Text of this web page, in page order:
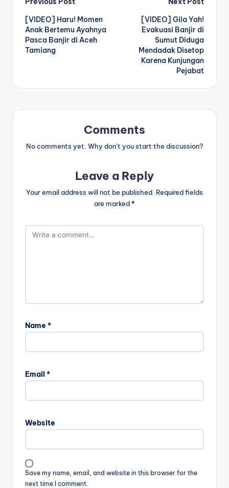
Post
navigation
[VIDEO] Haru! Momen
Anak Bertemu Ayahnya
Pasca Banjir di Aceh
Tamiang
[VIDEO] Gila Yah!
Evakuasi Banjir di
Sumut Diduga
Mendadak Disetop
Karena Kunjungan
Pejabat
Comments
No comments yet. Why don’t you start the discussion?
Leave a Reply
Your email address will not be published. Required fields
are marked*
Name *
Email *
Website
Save my name, email, and website in this browser for the
next time I comment.